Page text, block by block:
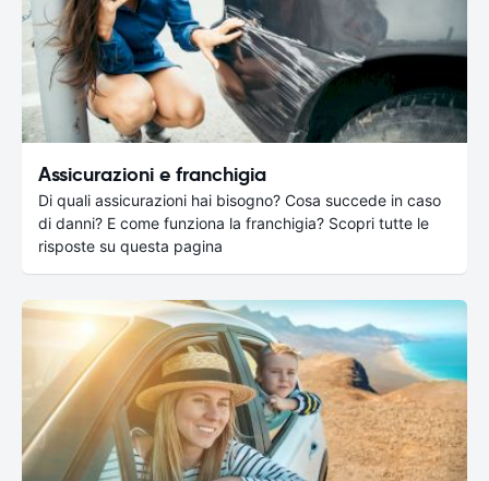
Assicurazioni e franchigia
Di quali assicurazioni hai bisogno? Cosa succede in caso
di danni? E come funziona la franchigia? Scopri tutte le
risposte su questa pagina